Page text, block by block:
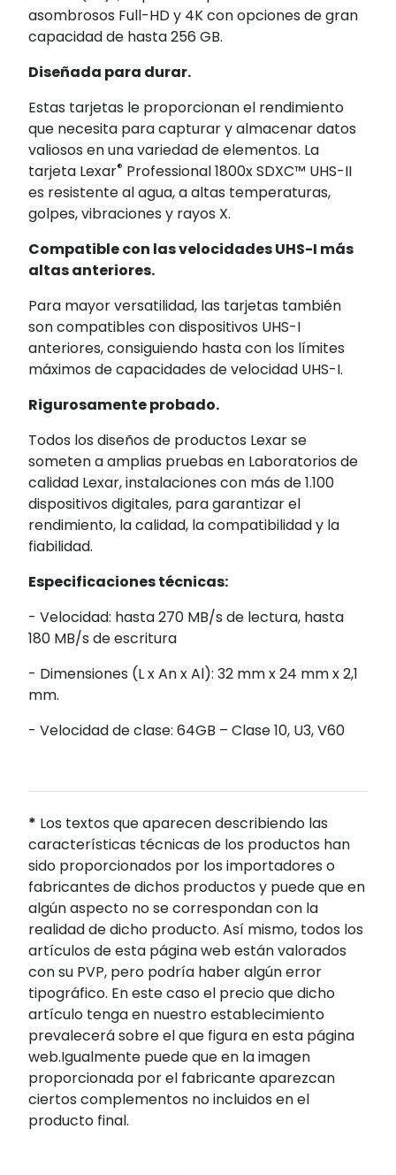
asombrosos Full-HD y 4K con opciones de gran
capacidad de hasta 256 GB.
Diseñada para durar.
Estas tarjetas le proporcionan el rendimiento
que necesita para capturar y almacenar datos
valiosos en una variedad de elementos. La
tarjeta Lexar® Professional 1800x SDXC™ UHS-II
es resistente al agua, a altas temperaturas,
golpes, vibraciones y rayos X.
Compatible con las velocidades UHS-I más
altas anteriores.
Para mayor versatilidad, las tarjetas también
son compatibles con dispositivos UHS-I
anteriores, consiguiendo hasta con los límites
máximos de capacidades de velocidad UHS-I.
Rigurosamente probado.
Todos los diseños de productos Lexar se
someten a amplias pruebas en Laboratorios de
calidad Lexar, instalaciones con más de 1.100
dispositivos digitales, para garantizar el
rendimiento, la calidad, la compatibilidad y la
fiabilidad.
Especificaciones técnicas:
- Velocidad: hasta 270 MB/s de lectura, hasta
180 MB/s de escritura
- Dimensiones (L x An x Al): 32 mm x 24 mm x 2,1
mm.
- Velocidad de clase: 64GB – Clase 10, U3, V60
* Los textos que aparecen describiendo las
características técnicas de los productos han
sido proporcionados por los importadores o
fabricantes de dichos productos y puede que en
algún aspecto no se correspondan con la
realidad de dicho producto. Así mismo, todos los
artículos de esta página web están valorados
con su PVP, pero podría haber algún error
tipográfico. En este caso el precio que dicho
artículo tenga en nuestro establecimiento
prevalecerá sobre el que figura en esta página
web.Igualmente puede que en la imagen
proporcionada por el fabricante aparezcan
ciertos complementos no incluidos en el
producto final.